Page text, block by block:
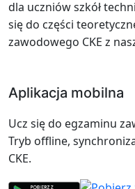
dla uczniów szkół
się do części
zawodowego CKE z
Aplikacja mobilna
Ucz się do egzaminu
Tryb offline,
CKE.